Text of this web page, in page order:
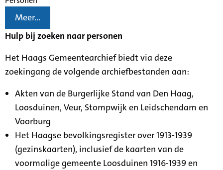
Meer...
Hulp bij zoeken naar personen
Het Haags Gemeentearchief biedt via deze
zoekingang de volgende archiefbestanden aan:
Akten van de Burgerlijke Stand van Den Haag,
Loosduinen, Veur, Stompwijk en Leidschendam en
Voorburg
Het Haagse bevolkingsregister over 1913-1939
(gezinskaarten), inclusief de kaarten van de
voormalige gemeente Loosduinen 1916-1939 en